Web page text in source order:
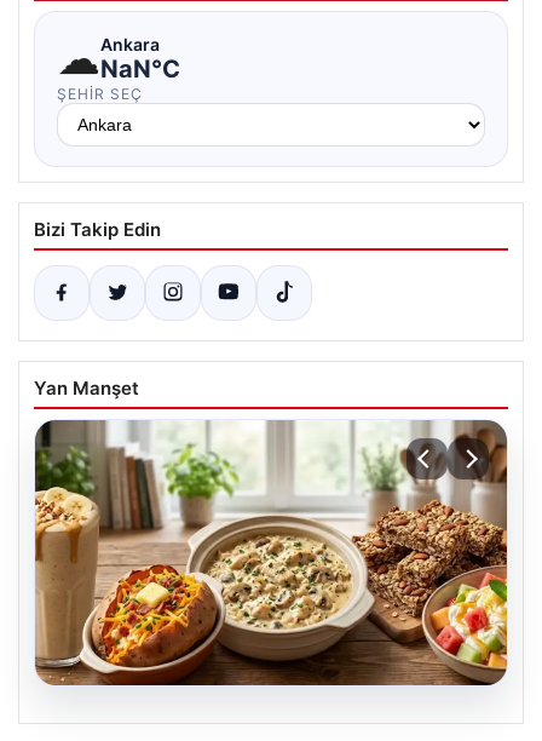
☁Ankara
NaN°C
ŞEHIR SEÇ
Bizi Takip Edin
Yan Manşet
06.08.2026